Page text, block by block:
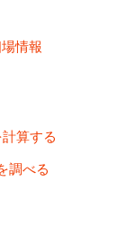
情報
算する
調べる